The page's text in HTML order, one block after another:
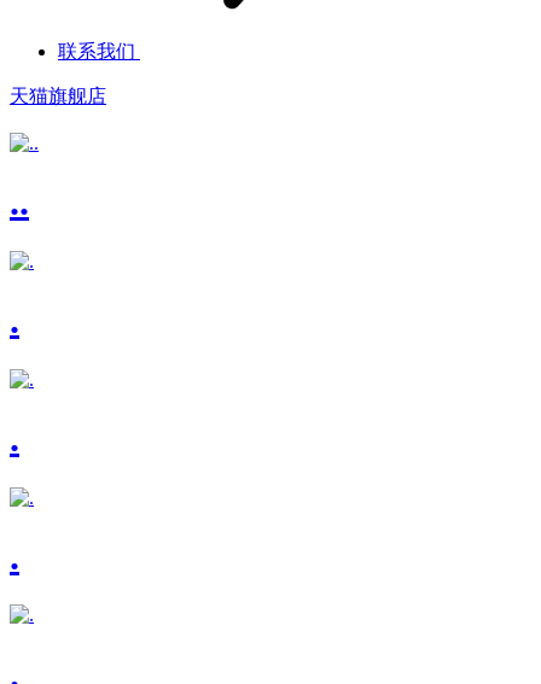
联系我们
天猫旗舰店
..
.
.
.
.